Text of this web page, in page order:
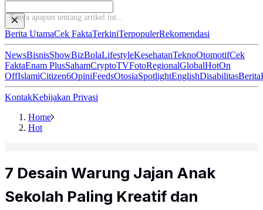
Bac
Berita UtamaCek FaktaTerkiniTerpopulerRekomendasi
NewsBisnisShowBizBolaLifestyleKesehatanTeknoOtomotifCek
FaktaEnam PlusSahamCryptoTVFotoRegionalGlobalHotOn
OffIslamiCitizen6OpiniFeedsOtosiaSpotlightEnglishDisabilitasBerita
KontakKebijakan Privasi
Home
Hot
7 Desain Warung Jajan Anak
Sekolah Paling Kreatif dan